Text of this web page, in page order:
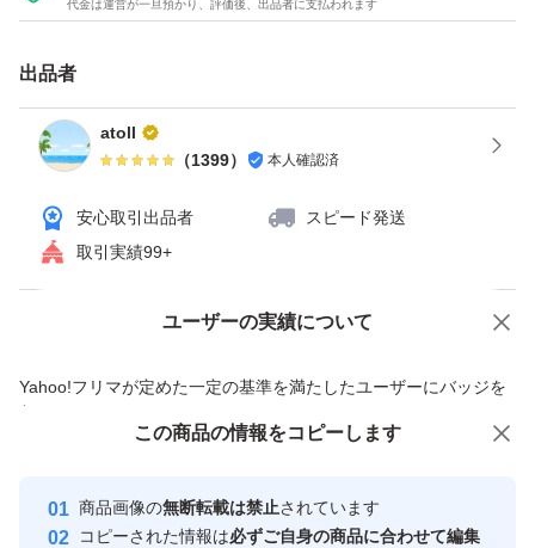
・ストッパーをはずす。下にずらす。
【成分】
・【原産国】
P＆G(プロクター＆ギャンブル)
代金は運営が一旦預かり、評価後、出品者に支払われます
出品者
atoll
（1399） 本人確認済
安心取引出品者
スピード発送
取引実績99+
ユーザーの実績について
Yahoo!フリマが定めた一定の基準を満たしたユーザーにバッジを
付与しています
安心取引出品者
心・安全なユーザーです
価格の相談 商品への質問
この商品の情報をコピーします
商品画像の無断転載は禁止されています
コピーされた情報は必ずご自身の商品に合わせて編集
この商品をみている人にオススメ